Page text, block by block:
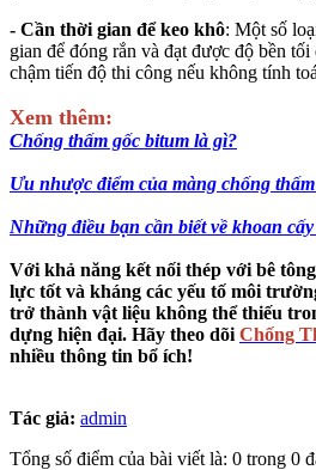
- Cần thời gian để keo khô: Một số
gian để đóng rắn và đạt được độ bền
chậm tiến độ thi công nếu không tính
Xem thêm:
Chống thấm gốc bitum là gì?
Ưu nhược điểm của màng chống
Những điều bạn cần biết về khoan
Với khả năng kết nối thép với bê
lực tốt và kháng các yếu tố môi
trở thành vật liệu không thể thiếu
dựng hiện đại. Hãy theo dõi Chống
nhiều thông tin bổ ích!
Tác giả: admin
Tổng số điểm của bài viết là: 0 trong 0